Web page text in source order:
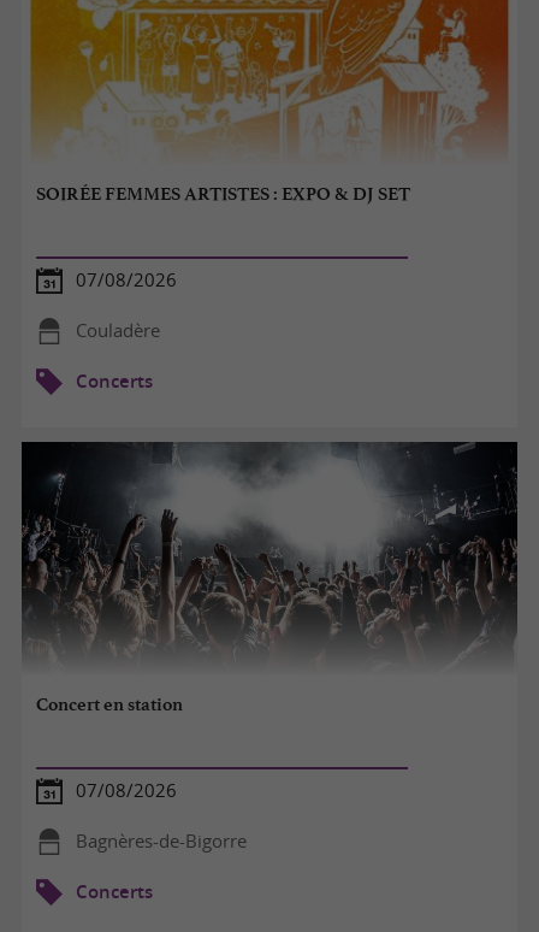
SOIRÉE FEMMES ARTISTES : EXPO & DJ SET
07/08/2026
Couladère
Concerts
Concert en station
07/08/2026
Bagnères-de-Bigorre
Concerts